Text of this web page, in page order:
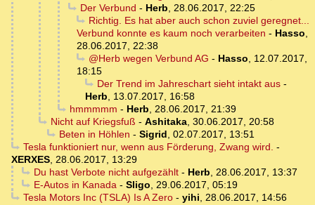
Der Verbund - Herb, 28.06.2017, 22:25
Richtig. Es hat aber auch schon zuviel geregnet...
Verbund konnte es kaum noch verarbeiten - Hasso,
28.06.2017, 22:38
@Herb wegen Verbund AG - Hasso, 12.07.2017,
18:15
Der Trend im Jahreschart sieht intakt aus-
Herb, 13.07.2017, 16:58
hmmmmm - Herb, 28.06.2017, 21:39
Nicht auf Kriegsfuß - Ashitaka, 30.06.2017, 20:58
Beten in Höhlen - Sigrid, 02.07.2017, 13:51
Tesla funktioniert nur, wenn aus Förderung, Zwang wird. -
XERXES, 28.06.2017, 13:29
Du hast Verbote nicht aufgezählt- Herb, 28.06.2017, 13:37
E-Autos in Kanada- Sligo, 29.06.2017, 05:19
Tesla Motors Inc (TSLA) Is A Zero- yihi, 28.06.2017, 14:56